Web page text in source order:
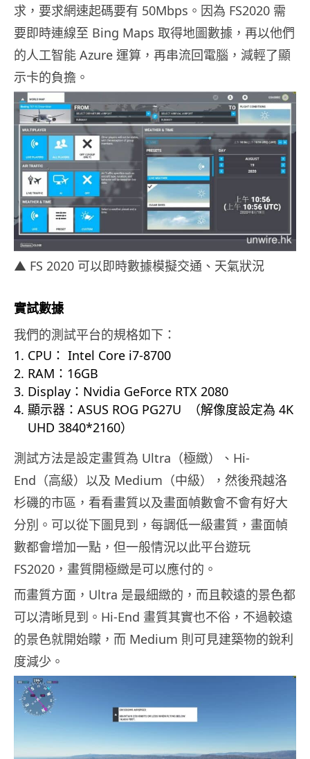
求，要求網速起碼要有 50Mbps 。因為 FS2020 需
要即時連線至 Bing Maps 取得地圖數據，再以他們
的人工智能 Azure 運算，再串流回電腦，減輕了顯
示卡的負擔。
▲ FS 2020 可以即時數據模擬交通、天氣狀況
實試數據
我們的測試平台的規格如下：
CPU ： Intel Core i7-8700
RAM ： 16GB
Display ： Nvidia GeForce RTX 2080
顯示器：ASUS ROG PG27U （解像度設定為 4K
UHD 3840*2160）
測試方法是設定畫質為 Ultra （極緻）、 Hi-
End （高級）以及 Medium （中級），然後飛越洛
杉磯的市區，看看畫質以及畫面幀數會不會有好大
分別。可以從下圖見到，每調低一級畫質，畫面幀
數都會增加一點，但一般情況以此平台遊玩
FS2020，畫質開極緻是可以應付的。
而畫質方面，Ultra 是最細緻的，而且較遠的景色都
可以清晰見到。Hi-End 畫質其實也不俗，不過較遠
的景色就開始矇，而 Medium 則可見建築物的銳利
度減少。